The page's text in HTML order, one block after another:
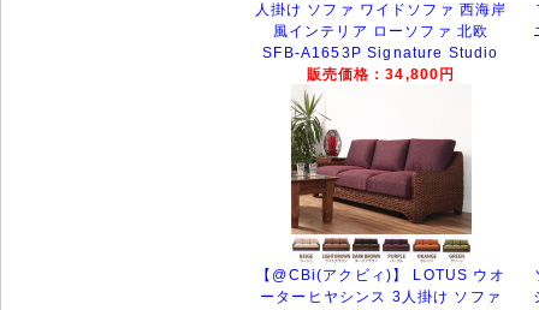
人掛け ソファ ワイドソファ 西海岸
風インテリア ローソファ 北欧
SFB-A1653P Signature Studio
販売価格：34,800円
【@CBi(アクビィ)】 LOTUS ウオ
ーターヒヤシンス 3人掛け ソファ